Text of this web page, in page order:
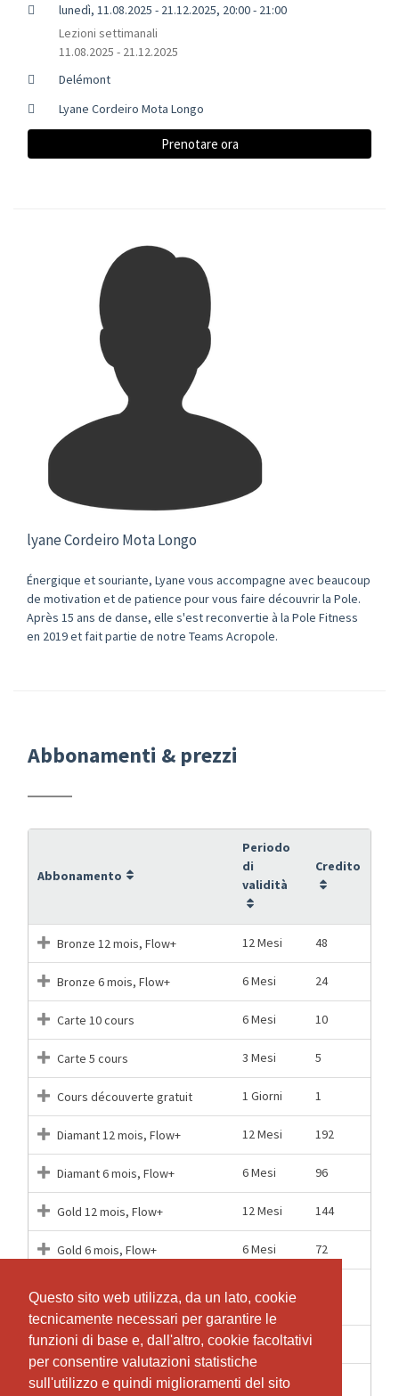
Questo sito web utilizza, da un lato, cookie
tecnicamente necessari per garantire le
funzioni di base e, dall'altro, cookie facoltativi
per consentire valutazioni statistiche
sull'utilizzo e quindi miglioramenti del sito
Questo sito web utilizza, da un lato, cookie
tecnicamente necessari per garantire le
funzioni di base e, dall'altro, cookie facoltativi
per consentire valutazioni statistiche
sull'utilizzo e quindi miglioramenti del sito
lunedì, 11.08.2025 - 21.12.2025, 20:00 - 21:00
Lezioni settimanali
11.08.2025 - 21.12.2025
Delémont
Lyane Cordeiro Mota Longo
Prenotare ora
lyane Cordeiro Mota Longo
Énergique et souriante, Lyane vous accompagne avec beaucoup
de motivation et de patience pour vous faire découvrir la Pole.
Après 15 ans de danse, elle s'est reconvertie à la Pole Fitness
en 2019 et fait partie de notre Teams Acropole.
Abbonamenti & prezzi
Abbonamento
Periodo
di
validità
Credito
Bronze 12 mois, Flow+ 12 Mesi 48
Bronze 6 mois, Flow+ 6 Mesi 24
Carte 10 cours 6 Mesi 10
Carte 5 cours 3 Mesi 5
Cours découverte gratuit 1 Giorni 1
Diamant 12 mois, Flow+ 12 Mesi 192
Diamant 6 mois, Flow+ 6 Mesi 96
Gold 12 mois, Flow+ 12 Mesi 144
Gold 6 mois, Flow+ 6 Mesi 72
Semaine découverte
Settimane
Silver 12 mois, Flow+ 12 Mesi
Silver 6 mois, Flow+ 6 Mesi